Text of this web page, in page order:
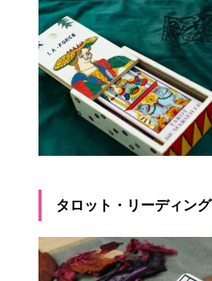
タロット・リーディング